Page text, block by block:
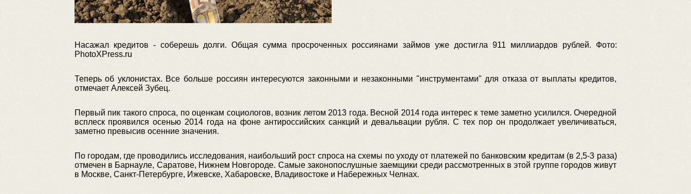
Насажал кредитов - соберешь долги. Общая сумма просроченных россиянами займов уже достигла 911 миллиардов рублей. Фото:
PhotoXPress.ru
Теперь об уклонистах. Все больше россиян интересуются законными и незаконными "инструментами" для отказа от выплаты кредитов,
отмечает Алексей Зубец.
Первый пик такого спроса, по оценкам социологов, возник летом 2013 года. Весной 2014 года интерес к теме заметно усилился. Очередной
всплеск проявился осенью 2014 года на фоне антироссийских санкций и девальвации рубля. С тех пор он продолжает увеличиваться,
заметно превысив осенние значения.
По городам, где проводились исследования, наибольший рост спроса на схемы по уходу от платежей по банковским кредитам (в 2,5-3 раза)
отмечен в Барнауле, Саратове, Нижнем Новгороде. Самые законопослушные заемщики среди рассмотренных в этой группе городов живут
в Москве, Санкт-Петербурге, Ижевске, Хабаровске, Владивостоке и Набережных Челнах.